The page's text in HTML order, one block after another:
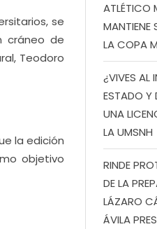
se
cráneo de
Teodoro
la edición
objetivo
ATLÉTICO
MANTIENE
LA COPA
¿VIVES AL
ESTADO Y
UNA
LA UMSNH
RINDE
DE LA
LÁZARO
ÁVILA